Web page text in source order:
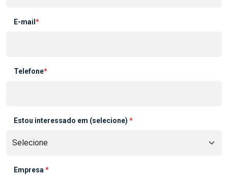
E-mail *
Telefone*
Estou interessado em (selecione) *
Empresa *